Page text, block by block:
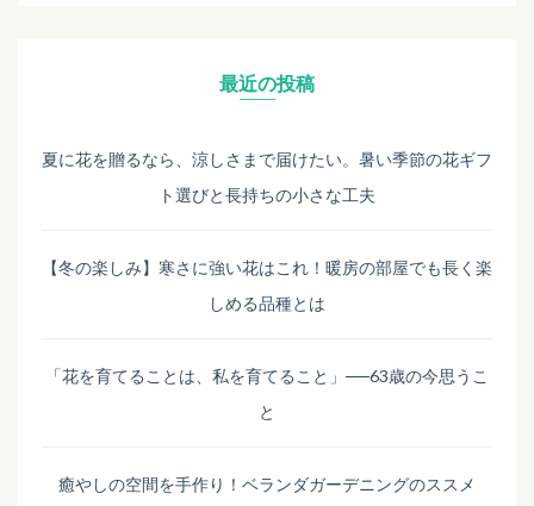
最近の投稿
夏に花を贈るなら、涼しさまで届けたい。暑い季節の花ギフ
ト選びと長持ちの小さな工夫
【冬の楽しみ】寒さに強い花はこれ！暖房の部屋でも長く楽
しめる品種とは
「花を育てることは、私を育てること」──63歳の今思うこ
と
癒やしの空間を手作り！ベランダガーデニングのススメ